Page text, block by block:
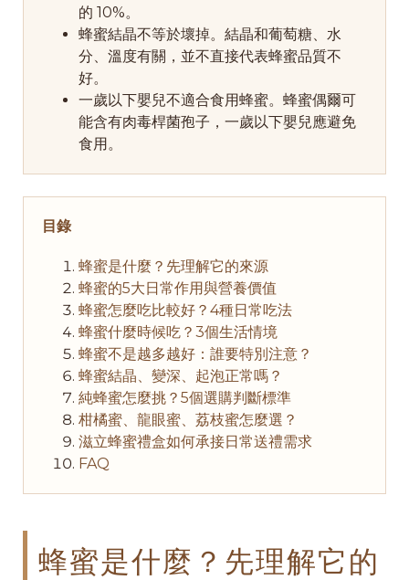
的 10%。
蜂蜜結晶不等於壞掉。結晶和葡萄糖、水
分、溫度有關，並不直接代表蜂蜜品質不
好。
一歲以下嬰兒不適合食用蜂蜜。蜂蜜偶爾可
能含有肉毒桿菌孢子，一歲以下嬰兒應避免
食用。
目錄
蜂蜜是什麼？先理解它的來源
蜂蜜的5大日常作用與營養價值
蜂蜜怎麼吃比較好？4種日常吃法
蜂蜜什麼時候吃？3個生活情境
蜂蜜不是越多越好：誰要特別注意？
蜂蜜結晶、變深、起泡正常嗎？
純蜂蜜怎麼挑？5個選購判斷標準
柑橘蜜、龍眼蜜、荔枝蜜怎麼選？
滋立蜂蜜禮盒如何承接日常送禮需求
FAQ
蜂蜜是什麼？先理解它的